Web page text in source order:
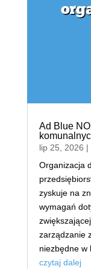
Ad Blue
lip 25, 2026 |
Organizacja
zyskuje na
wymagań
zarządzanie
niezbędne w
czytaj dalej